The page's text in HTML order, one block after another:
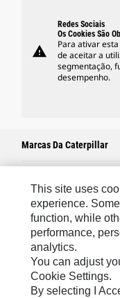
warning
Redes Sociais
Os Cookies São
Para ativar
de aceitar a
segmentação,
desempenho.
Marcas Da Caterpillar
Caterpillar.com
Caterpillar Contato E
Minhas Preferências De
Mapa Do Local
Cookie Settings
This site uses
experience.
function, while
performance,
analytics.
You can adjust
Cookie Settings.
By selecting I